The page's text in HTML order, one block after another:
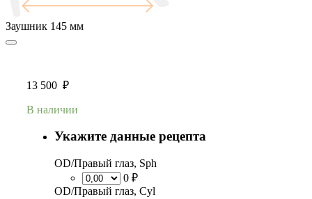
Заушник 145 мм
13 500 ₽
В наличии
Укажите данные рецепта
OD/Правый глаз, Sph
0 ₽
OD/Правый глаз, Cyl